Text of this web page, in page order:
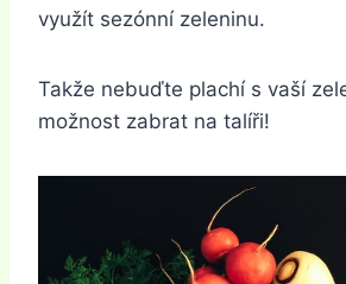
využít sezónní zeleninu.
Takže nebuďte plachí s vaší
možnost zabrat na talíři!